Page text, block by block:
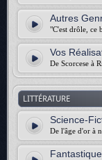
Autres
"C'est drôle, ce
Vos
De Scorcese à
LITTÉRATURE
Science-
De l'âge d'or à